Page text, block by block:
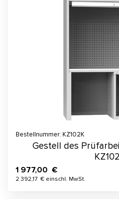
Bestellnummer: KZ102K
Gestell des
1 977,00 €
2 392,17 € einschl. MwSt.